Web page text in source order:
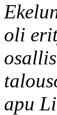
oli
apu